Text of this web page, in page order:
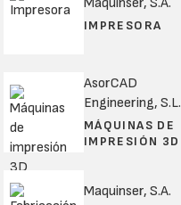
IMPRESORA
AsorCAD
Engineering, S.L.
MÁQUINAS DE
IMPRESIÓN 3D
Maquinser, S.A.